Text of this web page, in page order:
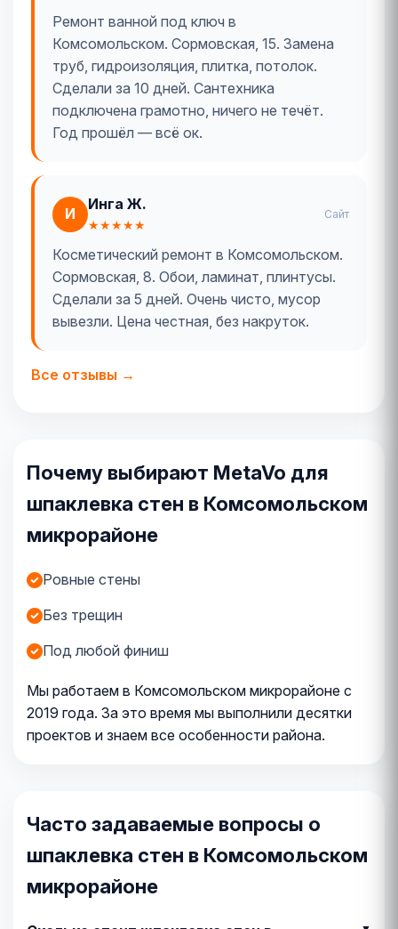
Ремонт ванной под ключ в
Комсомольском. Сормовская, 15. Замена
труб, гидроизоляция, плитка, потолок.
Сделали за 10 дней. Сантехника
подключена грамотно, ничего не течёт.
Год прошёл — всё ок.
И
Инга Ж.
★★★★★
Сайт
Косметический ремонт в Комсомольском.
Сормовская, 8. Обои, ламинат, плинтусы.
Сделали за 5 дней. Очень чисто, мусор
вывезли. Цена честная, без накруток.
Все отзывы →
Почему выбирают MetaVo для
шпаклевка стен в Комсомольском
микрорайоне
Ровные стены
Без трещин
Под любой финиш
Мы работаем в Комсомольском микрорайоне с
2019 года. За это время мы выполнили десятки
проектов и знаем все особенности района.
Часто задаваемые вопросы о
шпаклевка стен в Комсомольском
микрорайоне